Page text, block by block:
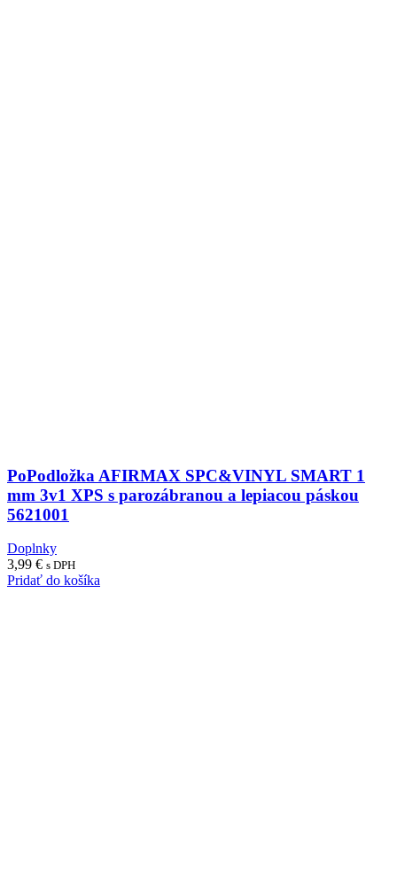
PoPodložka AFIRMAX SPC&VINYL SMART 1
mm 3v1 XPS s parozábranou a lepiacou páskou
5621001
Doplnky
3,99 € s DPH
Pridať do košíka